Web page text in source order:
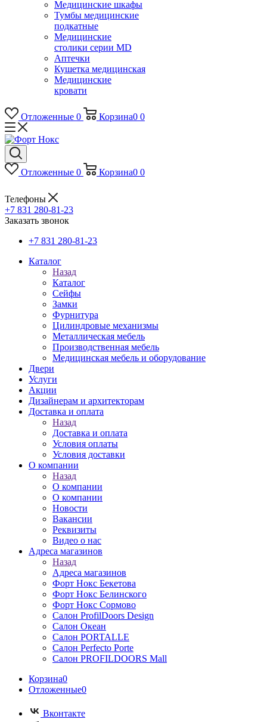
Медицинские шкафы
Тумбы медицинские
подкатные
Медицинские
столики серии MD
Аптечки
Кушетка медицинская
Медицинские
кровати
Отложенные 0 Корзина0 0
Отложенные 0 Корзина0 0
Телефоны
+7 831 280-81-23
Заказать звонок
+7 831 280-81-23
Каталог
Назад
Каталог
Сейфы
Замки
Фурнитура
Цилиндровые механизмы
Металлическая мебель
Производственная мебель
Медицинская мебель и оборудование
Двери
Услуги
Акции
Дизайнерам и архитекторам
Доставка и оплата
Назад
Доставка и оплата
Условия оплаты
Условия доставки
О компании
Назад
О компании
О компании
Новости
Вакансии
Реквизиты
Видео о нас
Адреса магазинов
Назад
Адреса магазинов
Форт Нокс Бекетова
Форт Нокс Белинского
Форт Нокс Сормово
Салон ProfilDoors Design
Салон Океан
Салон PORTALLE
Салон Perfecto Portе
Салон PROFILDOORS Mall
Корзина0
Отложенные0
Вконтакте